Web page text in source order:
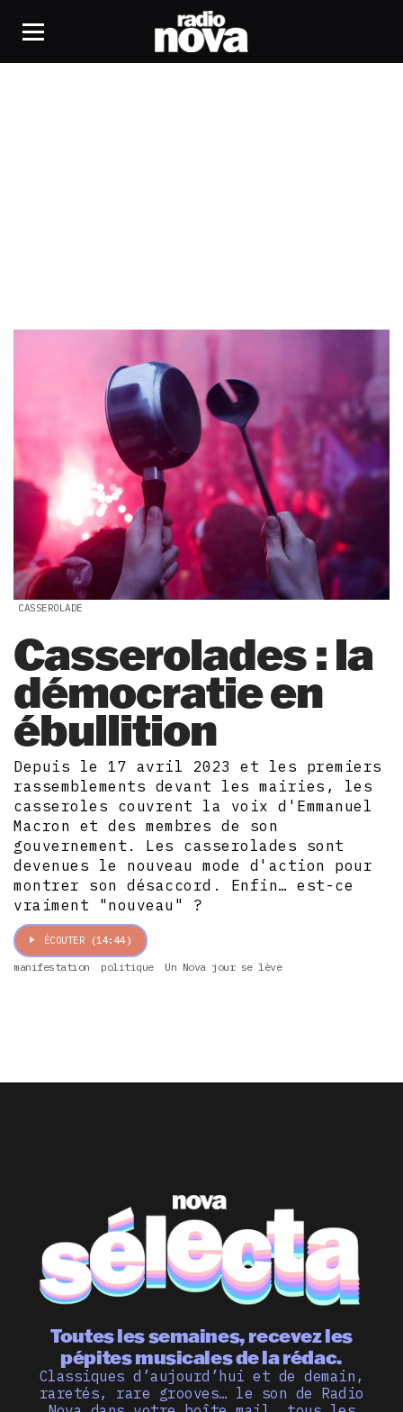
CASSEROLADE
Casserolades : la
démocratie en
ébullition
Depuis le 17 avril 2023 et les premiers
rassemblements devant les mairies, les
casseroles couvrent la voix d'Emmanuel
Macron et des membres de son
gouvernement. Les casserolades sont
devenues le nouveau mode d'action pour
montrer son désaccord. Enfin… est-ce
vraiment "nouveau" ?
ÉCOUTER (14:44)
manifestation politique Un Nova jour se lève
Toutes les semaines, recevez les
pépites musicales de la rédac.
Classiques d’aujourd’hui et de demain,
raretés, rare grooves… le son de Radio